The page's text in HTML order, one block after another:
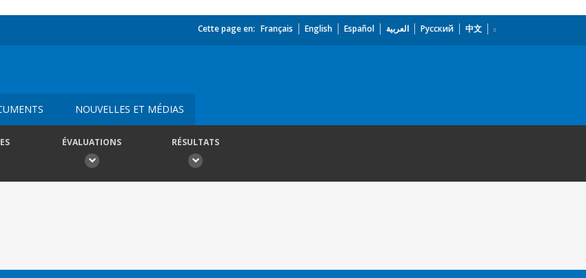
Cette page en: Français English Español العربية Русский 中文
NOUVELLES ET MÉDIAS
ÉVALUATIONS RÉSULTATS